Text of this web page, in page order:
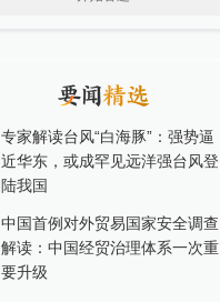
专家解读台风“白海豚”：强势逼
近华东，或成罕见远洋强台风登
陆我国
中国首例对外贸易国家安全调查
解读：中国经贸治理体系一次重
要升级